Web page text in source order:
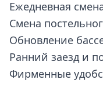
Ежедневная
Смена
Обновление
Ранний заезд и
Фирменные